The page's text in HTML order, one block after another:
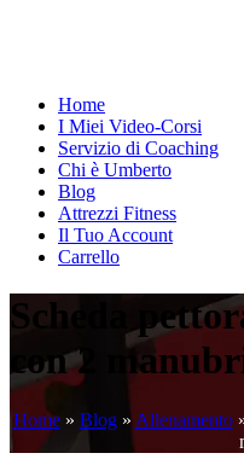
Home
I Miei Video-Corsi
Servizio di Coaching
Chi è Umberto
Blog
Attrezzi Fitness
Il Tuo Account
Carrello
Scheda
con 2
Home» Blog» Allenamento